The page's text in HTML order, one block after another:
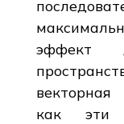
эффект
как эти